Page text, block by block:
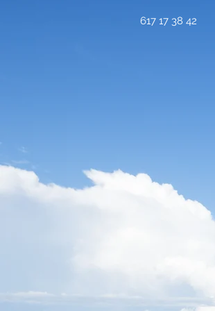
617 17 38 42